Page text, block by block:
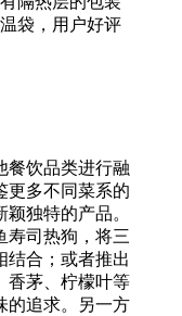
袋，用户好评
餐饮品类进行融
更多不同菜系的
独特的产品。
寿司热狗，将三
结合；或者推出
香茅、柠檬叶等
的追求。另一方